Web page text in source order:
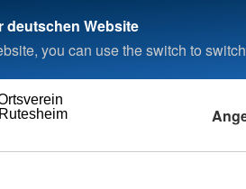
deutschen Website
you can use the switch to
Rutesheim